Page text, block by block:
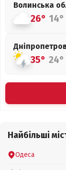
Волинська
26° 14°
35° 24°
Найбільші
Одеса